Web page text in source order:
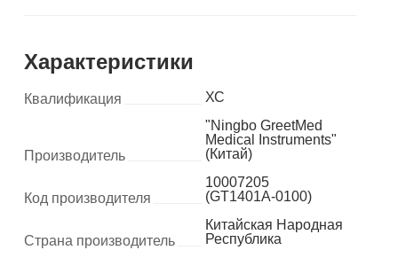
Характеристики
Квалификация ХС
Производитель
"Ningbo GreetMed
Medical Instruments"
(Китай)
Код производителя
10007205
(GT1401А-0100)
Страна производитель
Китайская Народная
Республика